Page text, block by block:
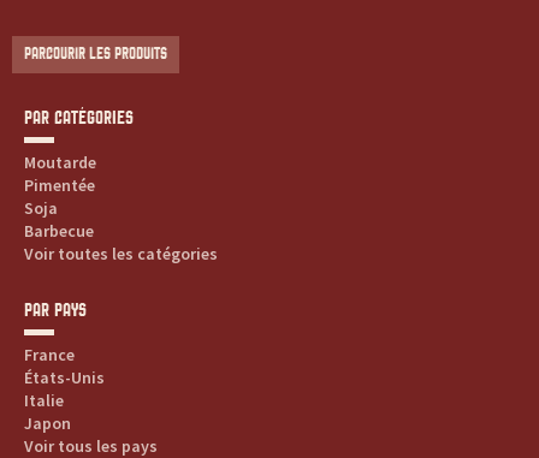
PARCOURIR LES PRODUITS
PAR CATÉGORIES
Moutarde
Pimentée
Soja
Barbecue
Voir toutes les catégories
PAR PAYS
France
États-Unis
Italie
Japon
Voir tous les pays